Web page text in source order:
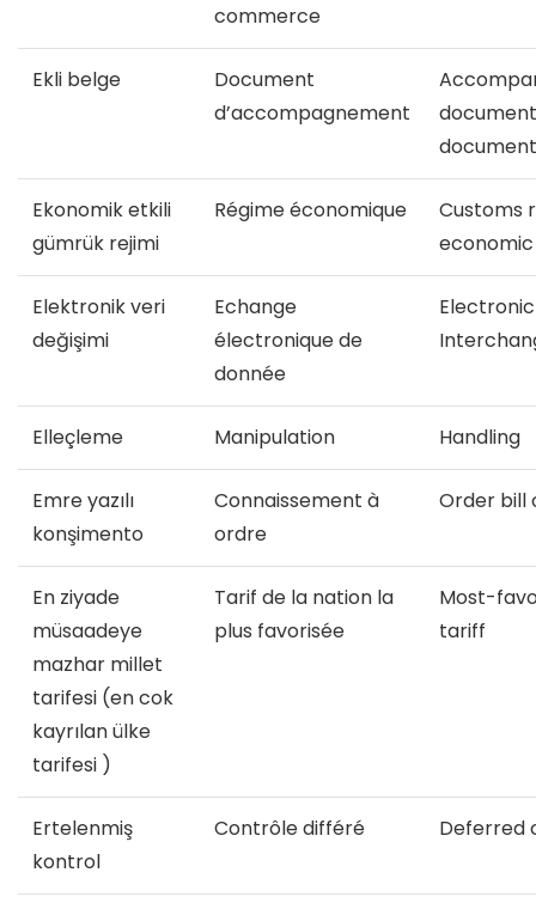
commerce
Ekli belge
Document
d’accompagnement
document
Ekonomik etkili
gümrük rejimi
Régime économique
Customs
Elektronik veri
değişimi
Echange
électronique de
donnée
Elleçleme Manipulation Handling
Emre yazılı
konşimento
Connaissement à
ordre
Order bill
En ziyade
müsaadeye
mazhar millet
tarifesi (en cok
kayrılan ülke
tarifesi )
Tarif de la nation la
plus favorisée
Most-
tariff
Ertelenmiş
kontrol
Contrôle différé Deferred